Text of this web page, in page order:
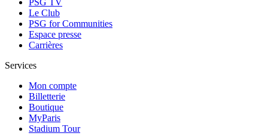
Le Club
PSG for Communities
Espace presse
Carrières
Services
Mon compte
Billetterie
Boutique
MyParis
Stadium Tour